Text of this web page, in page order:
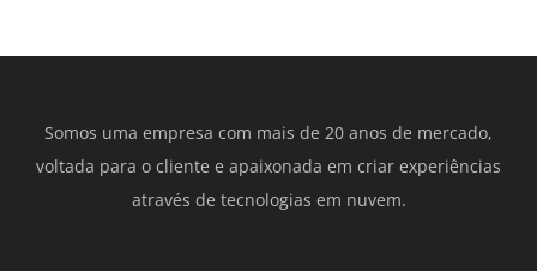
Somos uma empresa com mais de 20 anos de mercado,
voltada para o cliente e apaixonada em criar experiências
através de tecnologias em nuvem.